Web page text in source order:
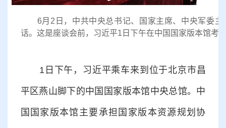
6月2日，中共中央总书记、国家主席、中央军委主
话。这是座谈会前，习近平1日下午在中国国家版本馆考
1日下午，习近平乘车来到位于北京市昌
平区燕山脚下的中国国家版本馆中央总馆。中
国国家版本馆主要承担国家版本资源规划协